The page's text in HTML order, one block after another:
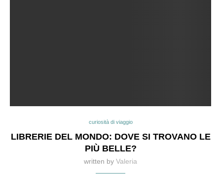
curiosità di viaggio
LIBRERIE DEL MONDO: DOVE SI TROVANO LE
PIÙ BELLE?
written by Valeria